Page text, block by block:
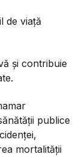
de viață
și contribuie
publice
mortalității